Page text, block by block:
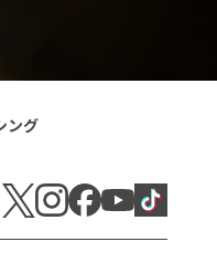
ング